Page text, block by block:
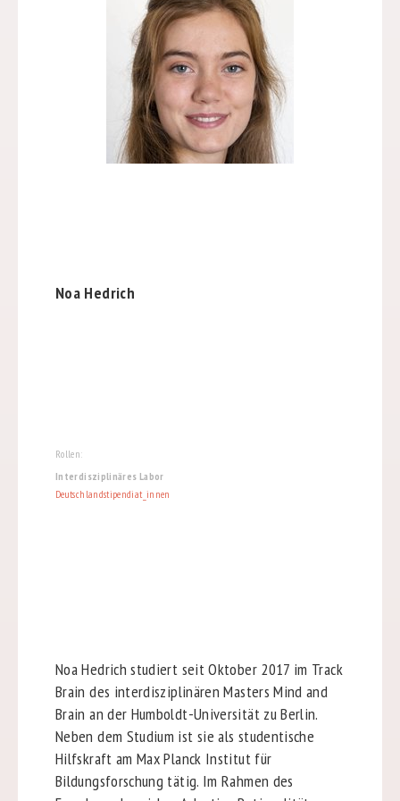
Noa Hedrich
Rollen:
Interdisziplinäres Labor
Deutschlandstipendiat_innen
Noa Hedrich studiert seit Oktober 2017 im Track
Brain des interdisziplinären Masters Mind and
Brain an der Humboldt-Universität zu Berlin.
Neben dem Studium ist sie als studentische
Hilfskraft am Max Planck Institut für
Bildungsforschung tätig. Im Rahmen des